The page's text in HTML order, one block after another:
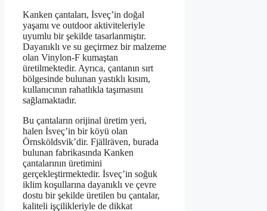
Kanken çantaları, İsveç’in doğal
yaşamı ve outdoor aktiviteleriyle
uyumlu bir şekilde tasarlanmıştır.
Dayanıklı ve su geçirmez bir malzeme
olan Vinylon-F kumaştan
üretilmektedir. Ayrıca, çantanın sırt
bölgesinde bulunan yastıklı kısım,
kullanıcının rahatlıkla taşımasını
sağlamaktadır.
Bu çantaların orijinal üretim yeri,
halen İsveç’in bir köyü olan
Örnsköldsvik’dir. Fjällräven, burada
bulunan fabrikasında Kanken
çantalarının üretimini
gerçekleştirmektedir. İsveç’in soğuk
iklim koşullarına dayanıklı ve çevre
dostu bir şekilde üretilen bu çantalar,
kaliteli işçilikleriyle de dikkat